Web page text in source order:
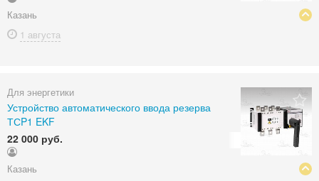
Казань
1 августа
Для энергетики
Устройство автоматического ввода резерва
ТСP1 EKF
22 000 руб.
Казань